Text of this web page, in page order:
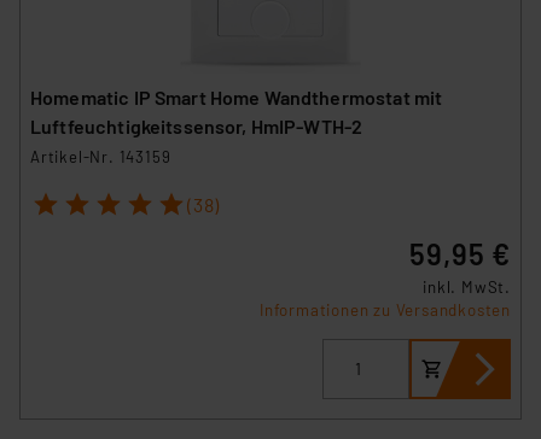
Homematic IP Smart Home Wandthermostat mit
Luftfeuchtigkeitssensor, HmIP-WTH-2
Artikel-Nr. 143159
1 2 3 4 5 (38)
59,95 €
inkl. MwSt.
Informationen zu Versandkosten